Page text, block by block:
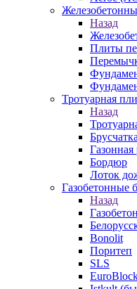
Назад
Плиты
Тротуарная
Назад
Брусчатка
Газонная
Бордюр
Лоток
Газобетонные
Назад
Bonolit
Поритеп
SLS